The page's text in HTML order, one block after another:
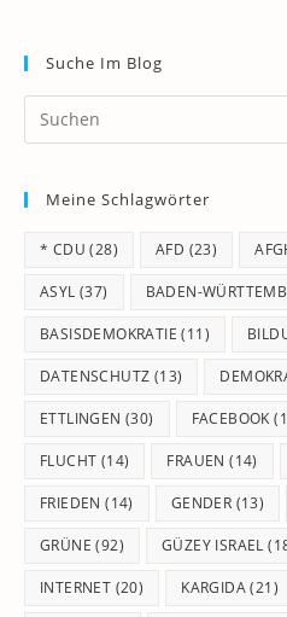
Suche Im Blog
Meine Schlagwörter
* CDU (28) AFD (23)
ASYL (37) BADEN-
BASISDEMOKRATIE (11)
DATENSCHUTZ (13)
ETTLINGEN (30) FACEBOOK
FLUCHT (14) FRAUEN (14)
FRIEDEN (14) GENDER (13)
GRÜNE (92) GÜZEY ISRAEL
INTERNET (20) KARGIDA(21)